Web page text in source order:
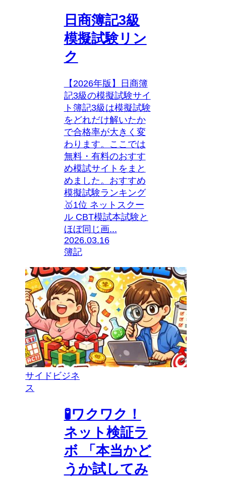
日商簿記3級
模擬試験リン
ク
【2026年版】日商簿
記3級の模擬試験サイ
ト簿記3級は模擬試験
をどれだけ解いたか
で合格率が大きく変
わります。ここでは
無料・有料のおすす
め模試サイトをまと
めました。おすすめ
模擬試験ランキング
🥇1位 ネットスクー
ル CBT模試本試験と
ほぼ同じ画...
2026.03.16
簿記
サイドビジネ
ス
🧪ワクワク！
ネット検証ラ
ボ 「本当かど
うか試してみ